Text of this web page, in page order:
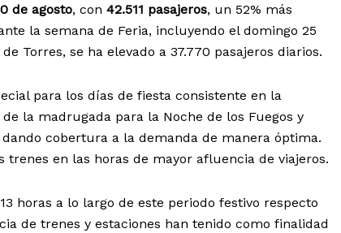
de agosto, con 42.511 pasajeros, un 52% más
la semana de Feria, incluyendo el domingo 25
Torres, se ha elevado a 37.770 pasajeros diarios.
para los días de fiesta consistente en la
la madrugada para la Noche de los Fuegos y
cobertura a la demanda de manera óptima.
trenes en las horas de mayor afluencia de viajeros.
horas a lo largo de este periodo festivo respecto
de trenes y estaciones han tenido como finalidad